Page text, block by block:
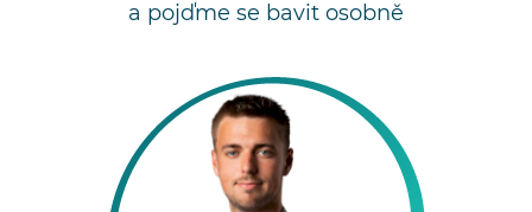
a pojďme se bavit osobně